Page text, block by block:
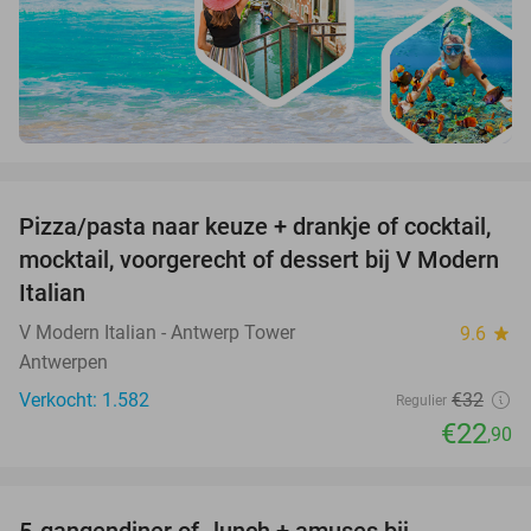
28%
Pizza/pasta naar keuze + drankje of cocktail,
mocktail, voorgerecht of dessert bij V Modern
Italian
V Modern Italian - Antwerp Tower 9.6 star
Antwerpen
Verkocht: 1.582
Regulier €32
€22,90